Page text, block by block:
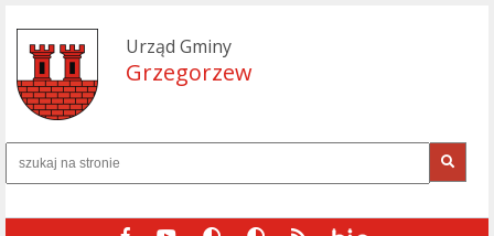
Urząd Gminy
Grzegorzew